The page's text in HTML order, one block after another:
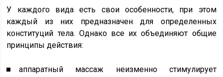
У каждого вида есть свои особенности, при этом
каждый из них предназначен для определенных
конституций тела. Однако все их объединяют общие
принципы действия:
аппаратный массаж неизменно стимулирует